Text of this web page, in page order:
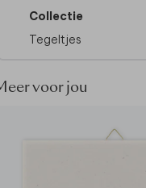
- Formaat: 15 x 15 cm
- Hout is een
- Haakje meegeleverd
- De kleur wit is niet
Collectie
Tegeltjes
voor jou